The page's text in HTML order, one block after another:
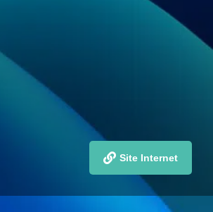
Site Internet